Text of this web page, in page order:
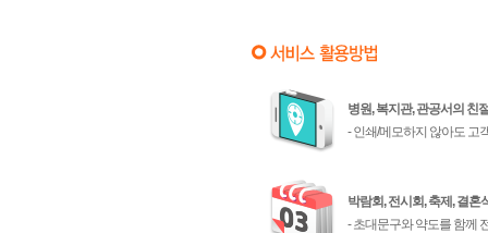
병원, 복지관, 관공서의 친
- 인쇄/메모하지 않아도 고
박람회, 전시회, 축제, 결혼
- 초대문구와 약도를 함께